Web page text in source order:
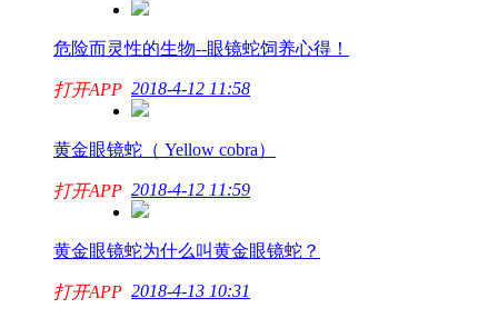
危险而灵性的生物--眼镜蛇饲养心得！
2018-4-12 11:58
打开APP
黄金眼镜蛇（ Yellow cobra）
2018-4-12 11:59
打开APP
黄金眼镜蛇为什么叫黄金眼镜蛇？
2018-4-13 10:31
打开APP